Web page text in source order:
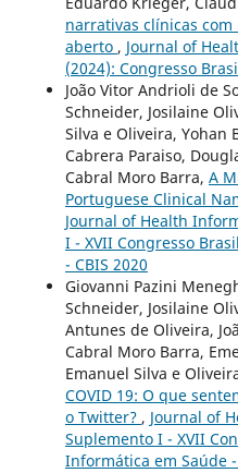
narrativas clínicas
aberto , Journal of
(2024): Congresso
João Vitor Andrioli de
Schneider, Josilaine
Silva e Oliveira, Yohan
Cabrera Paraiso,
Cabral Moro Barra, A
Portuguese Clinical
Journal of Health
I - XVII Congresso
- CBIS 2020
Giovanni Pazini
Schneider, Josilaine
Antunes de Oliveira,
Cabral Moro Barra,
Emanuel Silva e
COVID 19: O que
o Twitter? , Journal of
Suplemento I - XVII
Informática em Saúde -